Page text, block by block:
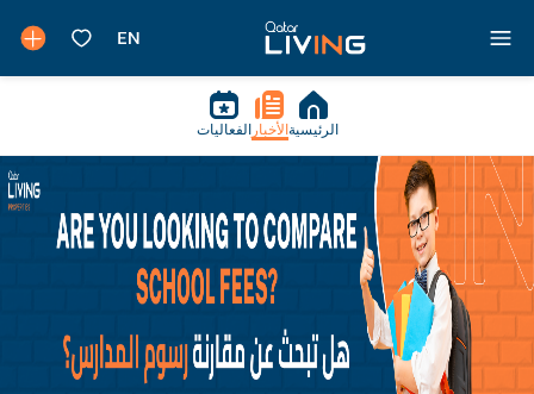
الرئيسية الأخبار الفعاليات